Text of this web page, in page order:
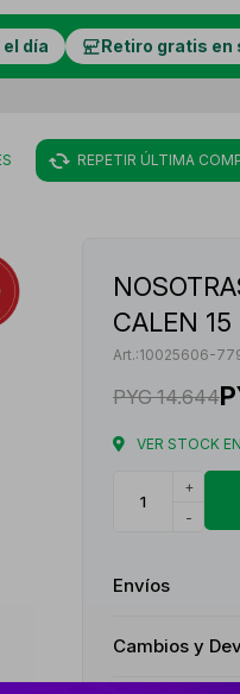
el día Retiro gratis en
REPETIR ÚLTIMA
CALEN 15
10025606-
PYG 14.644
VER STOCK
+
-
Envíos
Cambios y